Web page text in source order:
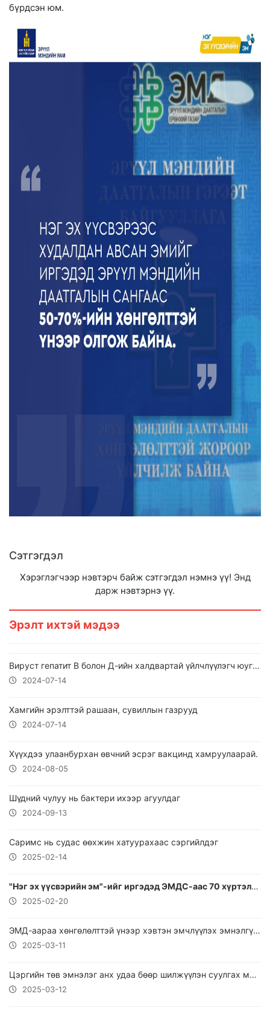
бүрдсэн юм.
Сэтгэгдэл
Хэрэглэгчээр нэвтэрч байж сэтгэгдэл нэмнэ үү! Энд
дарж нэвтэрнэ үү.
Эрэлт ихтэй мэдээ
Вируст гепатит В болон Д-ийн халдвартай үйлчлүүлэгч юуг анхаарах нь чухал вэ
2024-07-14
Хамгийн эрэлттэй ​рашаан, сувиллын газрууд
2024-07-14
Хүүхдээ улаанбурхан өвчний эсрэг вакцинд хамруулаарай.
2024-08-05
Шүдний чулуу нь бактери ихээр агуулдаг
2024-09-13
Саримс нь судас өөхжин хатуурахаас сэргийлдэг
2025-02-14
"Нэг эх үүсвэрийн эм"-ийг иргэдэд ЭМДС-аас 70 хүртэлх хувийн хөнгөлөлтөөр олгож байна
2025-02-20
ЭМД-аараа хөнгөлөлттэй үнээр хэвтэн эмчлүүлэх эмнэлгүүд
2025-03-11
Цэргийн төв эмнэлэг анх удаа бөөр шилжүүлэн суулгах мэс заслыг амжилттай хийлээ
2025-03-12